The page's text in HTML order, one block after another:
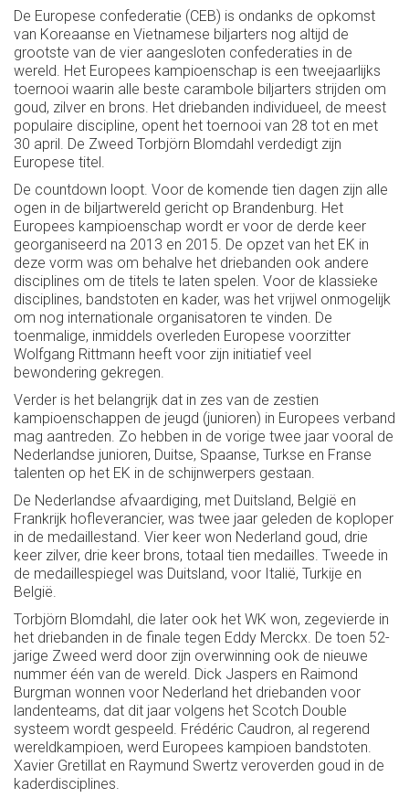
De Europese confederatie (CEB) is ondanks de opkomst
van Koreaanse en Vietnamese biljarters nog altijd de
grootste van de vier aangesloten confederaties in de
wereld. Het Europees kampioenschap is een tweejaarlijks
toernooi waarin alle beste carambole biljarters strijden om
goud, zilver en brons. Het driebanden individueel, de meest
populaire discipline, opent het toernooi van 28 tot en met
30 april. De Zweed Torbjörn Blomdahl verdedigt zijn
Europese titel.
De countdown loopt. Voor de komende tien dagen zijn alle
ogen in de biljartwereld gericht op Brandenburg. Het
Europees kampioenschap wordt er voor de derde keer
georganiseerd na 2013 en 2015. De opzet van het EK in
deze vorm was om behalve het driebanden ook andere
disciplines om de titels te laten spelen. Voor de klassieke
disciplines, bandstoten en kader, was het vrijwel onmogelijk
om nog internationale organisatoren te vinden. De
toenmalige, inmiddels overleden Europese voorzitter
Wolfgang Rittmann heeft voor zijn initiatief veel
bewondering gekregen.
Verder is het belangrijk dat in zes van de zestien
kampioenschappen de jeugd (junioren) in Europees verband
mag aantreden. Zo hebben in de vorige twee jaar vooral de
Nederlandse junioren, Duitse, Spaanse, Turkse en Franse
talenten op het EK in de schijnwerpers gestaan.
De Nederlandse afvaardiging, met Duitsland, België en
Frankrijk hofleverancier, was twee jaar geleden de koploper
in de medaillestand. Vier keer won Nederland goud, drie
keer zilver, drie keer brons, totaal tien medailles. Tweede in
de medaillespiegel was Duitsland, voor Italië, Turkije en
België.
Torbjörn Blomdahl, die later ook het WK won, zegevierde in
het driebanden in de finale tegen Eddy Merckx. De toen 52-
jarige Zweed werd door zijn overwinning ook de nieuwe
nummer één van de wereld. Dick Jaspers en Raimond
Burgman wonnen voor Nederland het driebanden voor
landenteams, dat dit jaar volgens het Scotch Double
systeem wordt gespeeld. Frédéric Caudron, al regerend
wereldkampioen, werd Europees kampioen bandstoten.
Xavier Gretillat en Raymund Swertz veroverden goud in de
kaderdisciplines.